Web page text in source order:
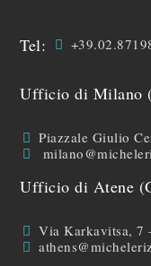
Tel:
Ufficio di Milano
Piazzale Giulio
Ufficio di Atene
Via Karkavitsa, 7